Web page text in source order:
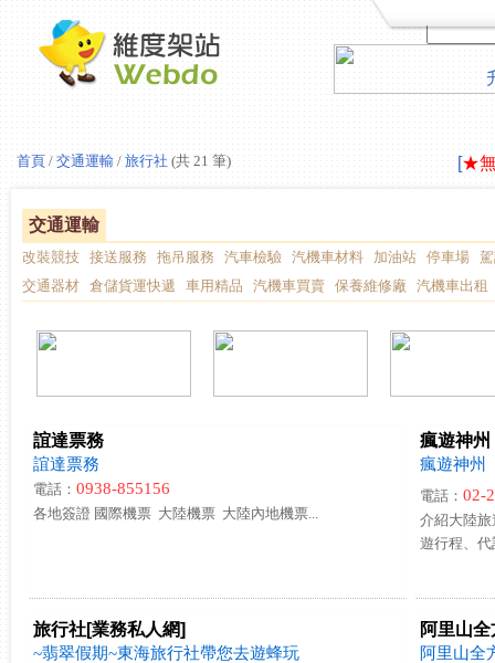
[★
首頁 /交通運輸/旅行社 (共 21 筆)
交通運輸
改裝競技 接送服務 拖吊服務 汽車檢驗 汽機車材料 加油站 停車場
交通器材 倉儲貨運快遞 車用精品 汽機車買賣 保養維修廠 汽機車出租
誼達票務
誼達票務
電話： 0938-855156
各地簽證 國際機票 大陸機票 大陸內地機票...
瘋遊神州
瘋遊神州
電話： 02-
介紹大陸
遊行程、
旅行社[業務私人網]
~翡翠假期~東海旅行社帶您去遊蜂玩
阿里山
阿里山全